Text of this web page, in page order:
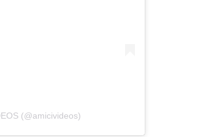
(@amicivideos)